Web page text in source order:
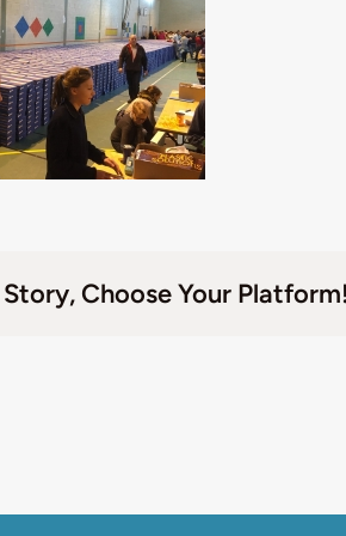
Story, Choose Your